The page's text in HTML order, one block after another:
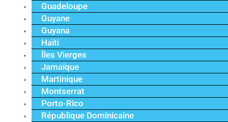
Guadeloupe
Guyane
Guyana
Haïti
Îles Vierges
Jamaïque
Martinique
Montserrat
Porto-Rico
République Dominicaine